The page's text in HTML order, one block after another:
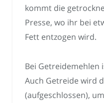
kommt die
Presse, wo ihr bei
Fett entzogen wird.
Bei Getreidemehlen
Auch Getreide wird
(aufgeschlossen),